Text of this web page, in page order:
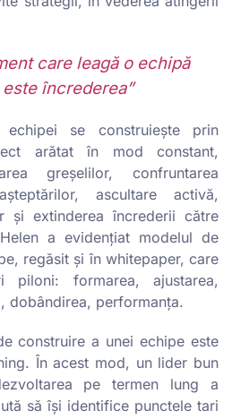
care leagă o echipă
încrederea”
se construiește prin
arătat în mod constant,
greșelilor, confruntarea
ascultare activă,
și extinderea încrederii către
a evidențiat modelul de
regăsit și în whitepaper, care
formarea, ajustarea,
dobândirea, performanța.
construire a unei echipe este
În acest mod, un lider bun
pe termen lung a
să își identifice punctele tari